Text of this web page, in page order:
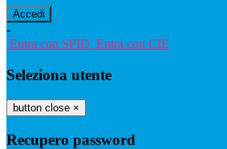
-
Entra con SPID Entra con CIE
Seleziona utente
button close ×
Recupero password